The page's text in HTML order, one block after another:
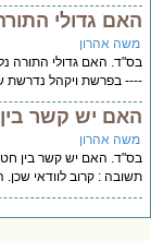
גדולי
אהרון
האם גדולי התורה
בפרשת ויקהל נדרשת
יש קשר בין
אהרון
האם יש קשר בין חטא
: קרוב לוודאי שכן.